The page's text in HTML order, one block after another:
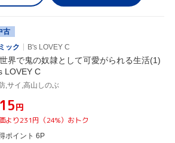
古
ック
B's LOVEY C
界で鬼の奴隷として可愛がられる生活(1)
LOVEY C
,サイ,高山しのぶ
円
より231円（24%）おトク
ポイント 6P